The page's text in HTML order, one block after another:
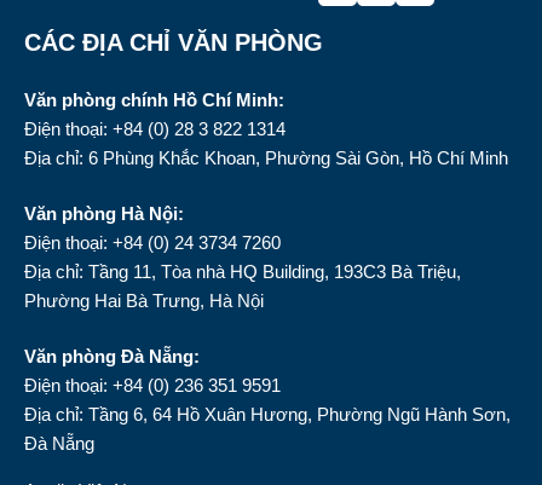
CÁC ĐỊA CHỈ VĂN PHÒNG
Văn phòng chính Hồ Chí Minh:
Điện thoại: +84 (0) 28 3 822 1314
Địa chỉ: 6 Phùng Khắc Khoan, Phường Sài Gòn, Hồ Chí Minh
Văn phòng Hà Nội:
Điện thoại: +84 (0) 24 3734 7260
Địa chỉ: Tầng 11, Tòa nhà HQ Building, 193C3 Bà Triệu,
Phường Hai Bà Trưng, Hà Nội
Văn phòng Đà Nẵng:
Điện thoại: +84 (0) 236 351 9591
Địa chỉ: Tầng 6, 64 Hồ Xuân Hương, Phường Ngũ Hành Sơn,
Đà Nẵng